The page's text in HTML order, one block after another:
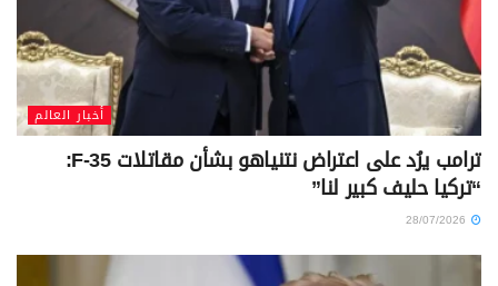
أخبار العالم
ترامب يرُد على اعتراض نتنياهو بشأن مقاتلات F-35:
“تركيا حليف كبير لنا”